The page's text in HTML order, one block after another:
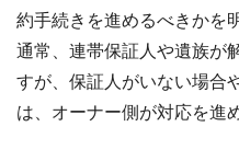
約手続きを進めるべきかを
通常、連帯保証人や遺族が
すが、保証人がいない場合
は、オーナー側が対応を進